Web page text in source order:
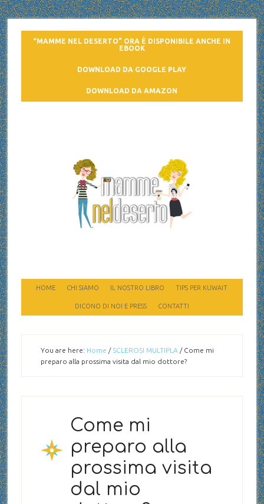
“MAMME NEL DESERTO” ORA È DISPONIBILE ANCHE IN
EBOOK
DOWNLOAD DA GOOGLE PLAY
DOWNLOAD DA AMAZON
HOME CHI SIAMO IL NOSTRO LIBRO TIPS PER KUWAIT
DICONO DI NOI E PRESS CONTATTI
You are here: Home / SCLEROSI MULTIPLA /Come mi
preparo alla prossima visita dal mio dottore?
Come mi
preparo alla
prossima visita
dal mio